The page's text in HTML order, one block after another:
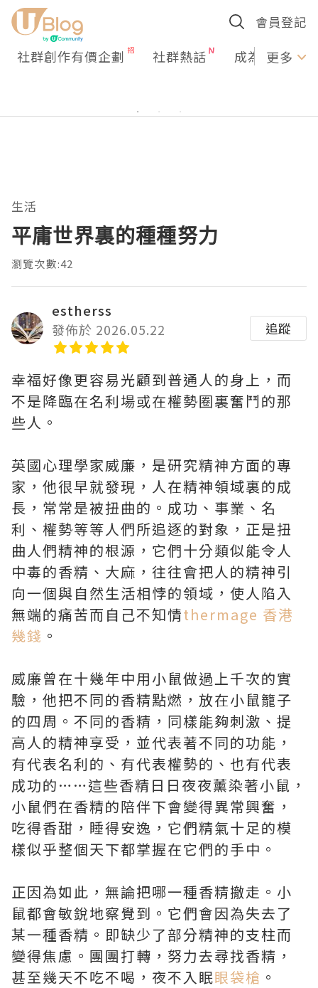
會員登記
社群創作有價企劃 社群熱話 成為U更多
生活
平庸世界裏的種種努力
瀏覽次數:42
estherss
發佈於 2026.05.22
追蹤
幸福好像更容易光顧到普通人的身上，而
不是降臨在名利場或在權勢圈裏奮鬥的那
些人。
英國心理學家威廉，是研究精神方面的專
家，他很早就發現，人在精神領域裏的成
長，常常是被扭曲的。成功、事業、名
利、權勢等等人們所追逐的對象，正是扭
曲人們精神的根源，它們十分類似能令人
中毒的香精、大麻，往往會把人的精神引
向一個與自然生活相悖的領域，使人陷入
無端的痛苦而自己不知情thermage 香港
幾錢 。
威廉曾在十幾年中用小鼠做過上千次的實
驗，他把不同的香精點燃，放在小鼠籠子
的四周。不同的香精，同樣能夠刺激、提
高人的精神享受，並代表著不同的功能，
有代表名利的、有代表權勢的、也有代表
成功的……這些香精日日夜夜薰染著小鼠，
小鼠們在香精的陪伴下會變得異常興奮，
吃得香甜，睡得安逸，它們精氣十足的模
樣似乎整個天下都掌握在它們的手中。
正因為如此，無論把哪一種香精撤走。小
鼠都會敏銳地察覺到。它們會因為失去了
某一種香精。即缺少了部分精神的支柱而
變得焦慮。團團打轉，努力去尋找香精，
甚至幾天不吃不喝，夜不入眠眼袋槍 。